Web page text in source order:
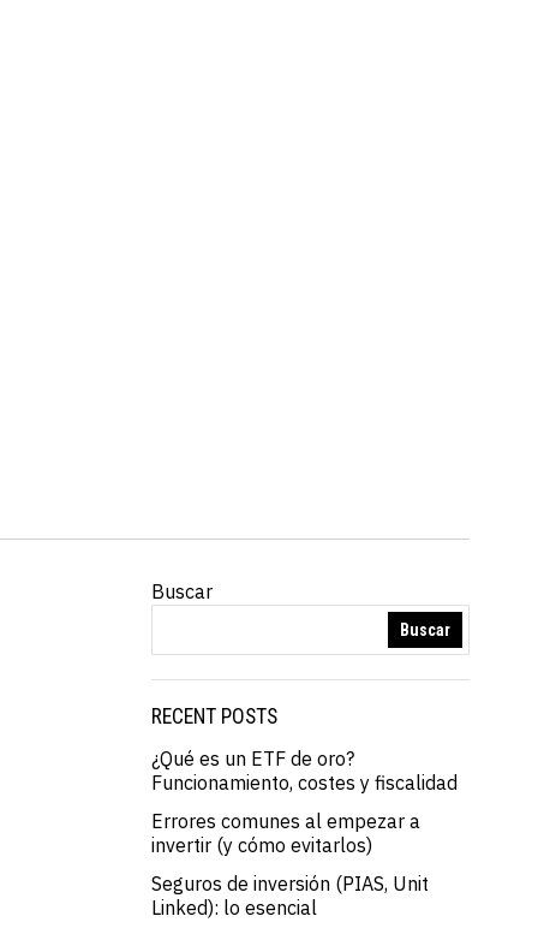
Buscar
Buscar
RECENT POSTS
¿Qué es un ETF de oro?
Funcionamiento, costes y fiscalidad
Errores comunes al empezar a
invertir (y cómo evitarlos)
Seguros de inversión (PIAS, Unit
Linked): lo esencial